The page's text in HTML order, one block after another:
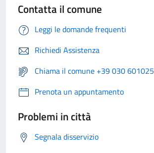
Contatta il comune
Leggi le domande frequenti
Richiedi Assistenza
Chiama il comune +39 030 601025
Prenota un appuntamento
Problemi in città
Segnala disservizio